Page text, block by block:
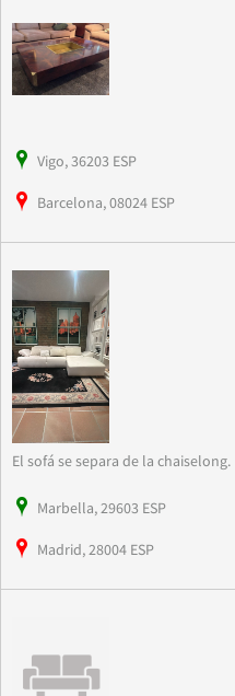
Vigo, 36203 ESP
Barcelona, 08024 ESP
El sofá se separa de la chaiselong.
Marbella, 29603 ESP
Madrid, 28004 ESP